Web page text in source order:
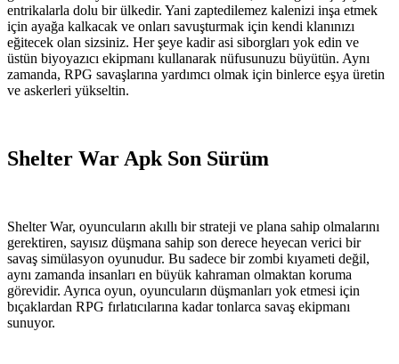
entrikalarla dolu bir ülkedir. Yani zaptedilemez kalenizi inşa etmek
için ayağa kalkacak ve onları savuşturmak için kendi klanınızı
eğitecek olan sizsiniz. Her şeye kadir asi siborgları yok edin ve
üstün biyoyazıcı ekipmanı kullanarak nüfusunuzu büyütün. Aynı
zamanda, RPG savaşlarına yardımcı olmak için binlerce eşya üretin
ve askerleri yükseltin.
Shelter War Apk Son Sürüm
Shelter War, oyuncuların akıllı bir strateji ve plana sahip olmalarını
gerektiren, sayısız düşmana sahip son derece heyecan verici bir
savaş simülasyon oyunudur. Bu sadece bir zombi kıyameti değil,
aynı zamanda insanları en büyük kahraman olmaktan koruma
görevidir. Ayrıca oyun, oyuncuların düşmanları yok etmesi için
bıçaklardan RPG fırlatıcılarına kadar tonlarca savaş ekipmanı
sunuyor.